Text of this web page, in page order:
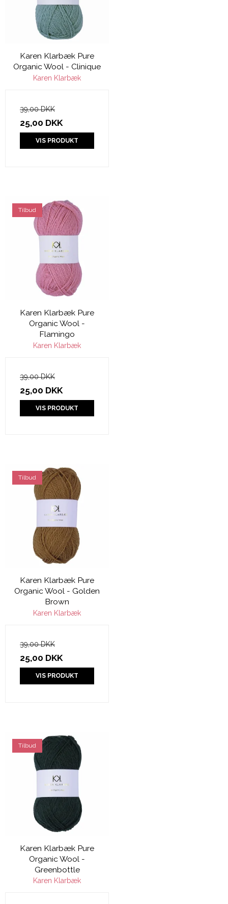
Karen Klarbæk Pure
Organic Wool - Clinique
Karen Klarbæk
39,00 DKK
25,00 DKK
VIS PRODUKT
Tilbud
Karen Klarbæk Pure
Organic Wool -
Flamingo
Karen Klarbæk
39,00 DKK
25,00 DKK
VIS PRODUKT
Tilbud
Karen Klarbæk Pure
Organic Wool - Golden
Brown
Karen Klarbæk
39,00 DKK
25,00 DKK
VIS PRODUKT
Tilbud
Karen Klarbæk Pure
Organic Wool -
Greenbottle
Karen Klarbæk